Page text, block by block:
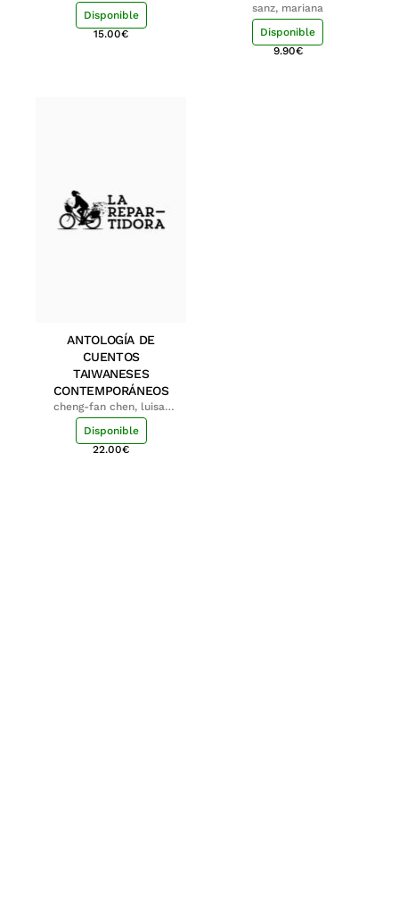
Disponible
15.00€
sanz, mariana
Disponible
9.90€
ANTOLOGÍA DE
CUENTOS
TAIWANESES
CONTEMPORÁNEOS
cheng-fan chen, luisa;
shu-ying chang, luisa
Disponible
22.00€